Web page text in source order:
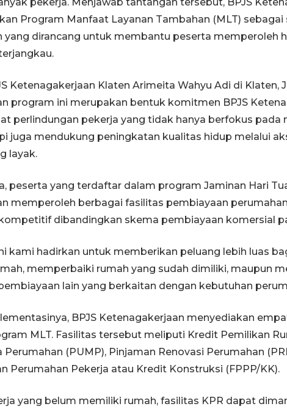
pekerja. Menjawab tantangan tersebut, BPJS
Program Manfaat Layanan Tambahan (MLT)
yang dirancang untuk membantu peserta memperoleh
Ketenagakerjaan Klaten Arimeita Wahyu Adi di Klaten,
program ini merupakan bentuk komitmen BPJS
perlindungan pekerja yang tidak hanya berfokus pada
juga mendukung peningkatan kualitas hidup melalui
layak.
peserta yang terdaftar dalam program Jaminan Hari
memperoleh berbagai fasilitas pembiayaan
dibandingkan skema pembiayaan komersial
kami hadirkan untuk memberikan peluang lebih luas
memperbaiki rumah yang sudah dimiliki, maupun
lain yang berkaitan dengan kebutuhan
BPJS Ketenagakerjaan menyediakan
MLT. Fasilitas tersebut meliputi Kredit Pemilikan
Perumahan (PUMP), Pinjaman Renovasi Perumahan
Perumahan Pekerja atau Kredit Konstruksi (FPPP/KK).
yang belum memiliki rumah, fasilitas KPR dapat